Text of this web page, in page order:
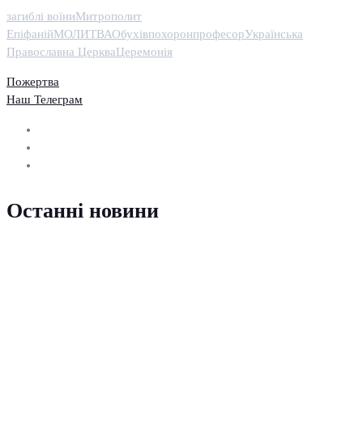
загиблі воїниМитрополит
ЕпіфанійМОЛИТВАОбухівпохоронпрофесорУкраїнська
Православна ЦеркваЦеремонія
Пожертва
Наш Телеграм
Останні новини